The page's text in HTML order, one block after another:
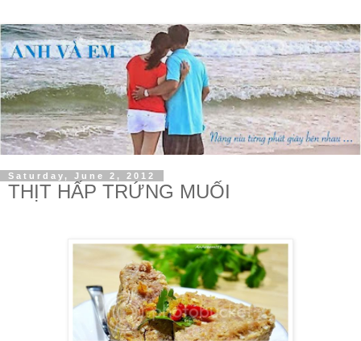
Saturday, June 2, 2012
THỊT HẤP TRỨNG MUỐI